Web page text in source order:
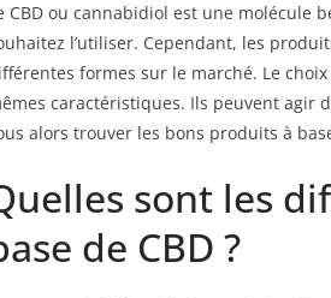
CBD ou cannabidiol est une molécule
l’utiliser. Cependant, les
formes sur le marché. Le
caractéristiques. Ils peuvent agir
alors trouver les bons produits à
sont les
de CBD ?